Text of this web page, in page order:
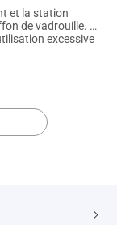
et la station
de vadrouille. S'il
excessive
temps.